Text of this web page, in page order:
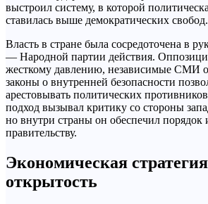
выстроил систему, в которой
ставилась выше демократических свобод.
Власть в стране была сосредоточена в
— Народной партии действия.
жесткому давлению, независимые СМИ
законы о внутренней безопасности
арестовывать политических
подход вызывал критику со стороны
но внутри страны он обеспечил порядок
правительству.
Экономическая
открытость